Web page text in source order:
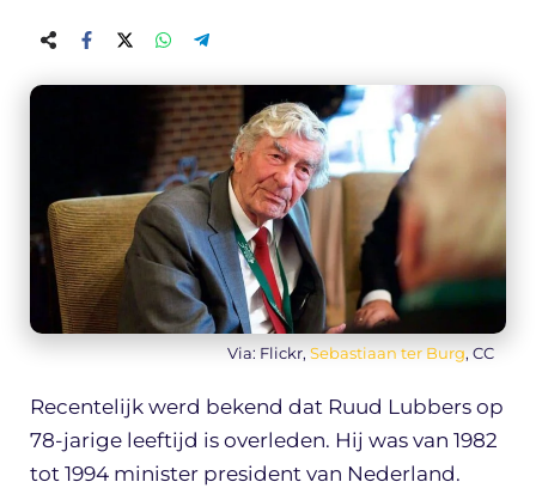
Via: Flickr, Sebastiaan ter Burg, CC
Recentelijk werd bekend dat Ruud Lubbers op
78-jarige leeftijd is overleden. Hij was van 1982
tot 1994 minister president van Nederland.